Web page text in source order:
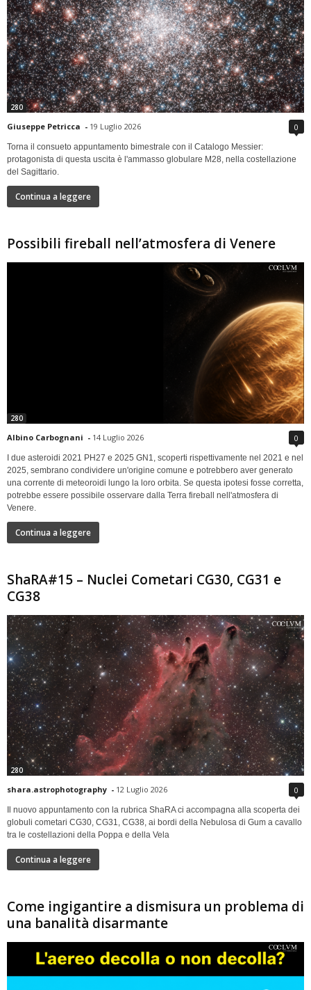
280
Giuseppe Petricca - 19 Luglio 2026 0
Torna il consueto appuntamento bimestrale con il Catalogo Messier:
protagonista di questa uscita è l'ammasso globulare M28, nella costellazione
del Sagittario.
Continua a leggere
Possibili fireball nell’atmosfera di Venere
280
Albino Carbognani - 14 Luglio 2026 0
I due asteroidi 2021 PH27 e 2025 GN1, scoperti rispettivamente nel 2021 e nel
2025, sembrano condividere un'origine comune e potrebbero aver generato
una corrente di meteoroidi lungo la loro orbita. Se questa ipotesi fosse corretta,
potrebbe essere possibile osservare dalla Terra fireball nell'atmosfera di
Venere.
Continua a leggere
ShaRA#15 – Nuclei Cometari CG30, CG31 e
CG38
280
shara.astrophotography - 12 Luglio 2026 0
Il nuovo appuntamento con la rubrica ShaRA ci accompagna alla scoperta dei
globuli cometari CG30, CG31, CG38, ai bordi della Nebulosa di Gum a cavallo
tra le costellazioni della Poppa e della Vela
Continua a leggere
Come ingigantire a dismisura un problema di
una banalità disarmante